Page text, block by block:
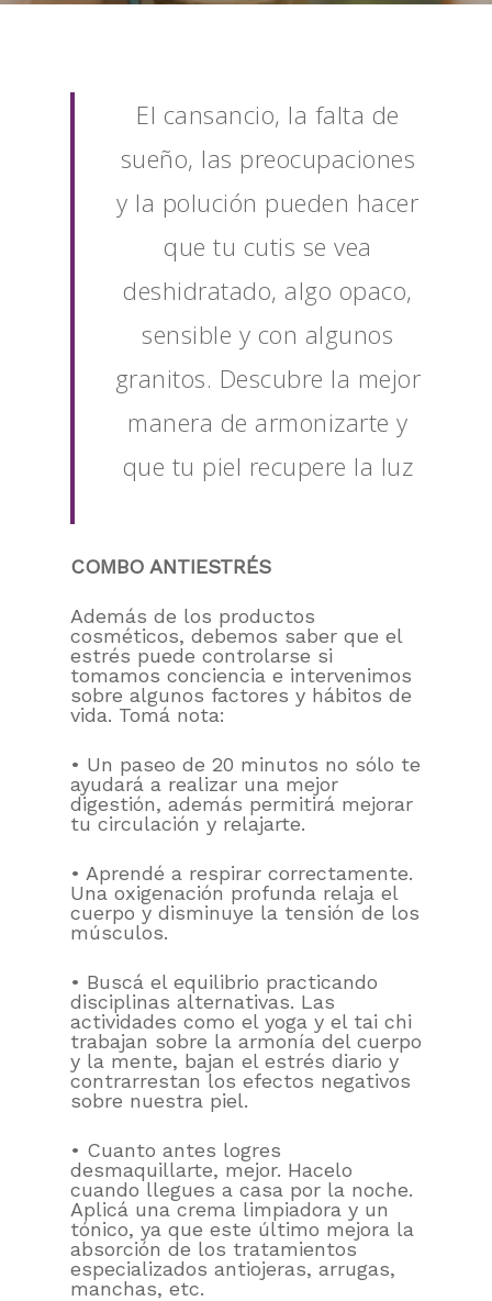
El cansancio, la falta de
sueño, las preocupaciones
y la polución pueden hacer
que tu cutis se vea
deshidratado, algo opaco,
sensible y con algunos
granitos. Descubre la mejor
manera de armonizarte y
que tu piel recupere la luz
COMBO ANTIESTRÉS
Además de los productos
cosméticos, debemos saber que el
estrés puede controlarse si
tomamos conciencia e intervenimos
sobre algunos factores y hábitos de
vida. Tomá nota:
• Un paseo de 20 minutos no sólo te
ayudará a realizar una mejor
digestión, además permitirá mejorar
tu circulación y relajarte.
• Aprendé a respirar correctamente.
Una oxigenación profunda relaja el
cuerpo y disminuye la tensión de los
músculos.
• Buscá el equilibrio practicando
disciplinas alternativas. Las
actividades como el yoga y el tai chi
trabajan sobre la armonía del cuerpo
y la mente, bajan el estrés diario y
contrarrestan los efectos negativos
sobre nuestra piel.
• Cuanto antes logres
desmaquillarte, mejor. Hacelo
cuando llegues a casa por la noche.
Aplicá una crema limpiadora y un
tónico, ya que este último mejora la
absorción de los tratamientos
especializados antiojeras, arrugas,
manchas, etc.